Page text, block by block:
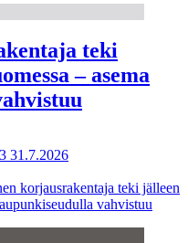
teki
– asema
31.7.2026
korjausrakentaja teki jälleen
vahvistuu